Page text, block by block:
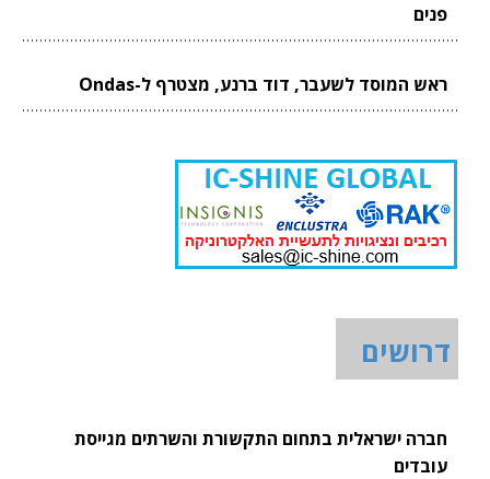
פנים
ראש המוסד לשעבר, דוד ברנע, מצטרף ל-Ondas
דרושים
חברה ישראלית בתחום התקשורת והשרתים מגייסת
עובדים